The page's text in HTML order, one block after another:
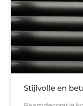
Stijlvolle en